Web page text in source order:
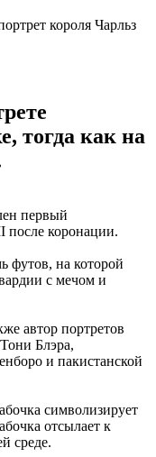
тогда как на
первый
после коронации.
футов, на которой
с мечом и
автор портретов
Блэра,
и пакистанской
символизирует
отсылает к
среде.